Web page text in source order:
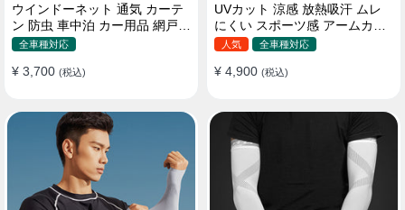
ウインドーネット 通気 カーテ
ン 防虫 車中泊 カー用品 網戸
取付簡単
全車種対応
¥ 3,700 (税込)
UVカット 涼感 放熱吸汗 ムレ
にくい スポーツ感 アームカバ
ー 男女汎用
人気 全車種対応
¥ 4,900 (税込)